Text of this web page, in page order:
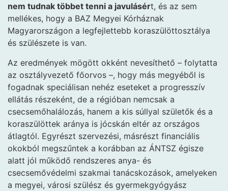
nem tudnak többet tenni a javulásért, és az sem
mellékes, hogy a BAZ Megyei Kórháznak
Magyarországon a legfejlettebb kora­szülött­osztálya
és szülészete is van.
Az eredmények mögött okként nevesíthető – folytatta
az osztályvezető főorvos –, hogy más megyéből is
fogadnak speciálisan nehéz eseteket a progresszív
ellátás részeként, de a régióban nemcsak a
csecsemőhalálozás, hanem a kis súllyal születők és a
koraszülöttek aránya is jócskán eltér az országos
átlagtól. Egyrészt szervezési, másrészt financiális
okokból megszűntek a korábban az ÁNTSZ égisze
alatt jól működő rendszeres anya- és
csecsemővédelmi szakmai tanácskozások, amelyeken
a megyei, városi szülész és gyermekgyógyász